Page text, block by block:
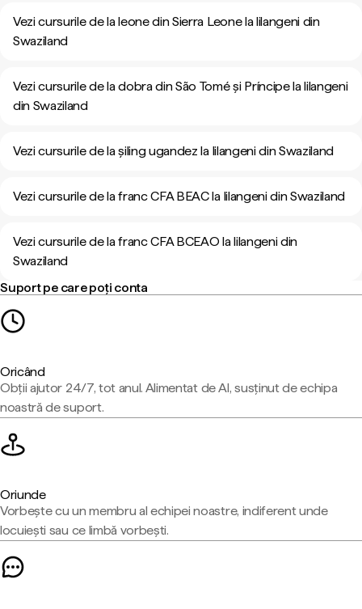
Vezi cursurile de la leone din Sierra Leone la lilangeni din
Swaziland
Vezi cursurile de la dobra din São Tomé și Príncipe la lilangeni
din Swaziland
Vezi cursurile de la șiling ugandez la lilangeni din Swaziland
Vezi cursurile de la franc CFA BEAC la lilangeni din Swaziland
Vezi cursurile de la franc CFA BCEAO la lilangeni din
Swaziland
Suport pe care poți conta
Oricând
Obții ajutor 24/7, tot anul. Alimentat de AI, susținut de echipa
noastră de suport.
Oriunde
Vorbește cu un membru al echipei noastre, indiferent unde
locuiești sau ce limbă vorbești.